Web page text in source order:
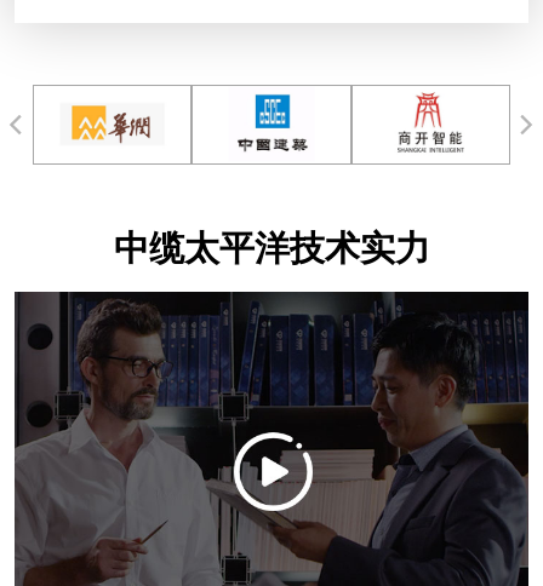
中缆太平洋技术实力